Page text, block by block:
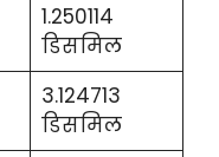
1.250114
डिसमिल
3.124713
डिसमिल